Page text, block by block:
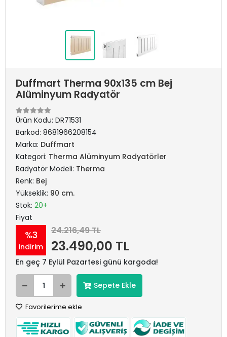
Duffmart Therma 90x135 cm Bej
Alüminyum Radyatör
Ürün Kodu: DR71531
Barkod: 8681966208154
Marka: Duffmart
Kategori: Therma Alüminyum Radyatörler
Radyatör Modeli: Therma
Renk: Bej
Yükseklik: 90 cm.
Stok: 20+
Fiyat
%3
indirim
24.216,49 TL
23.490,00 TL
En geç 7 Eylül Pazartesi günü kargoda!
Sepete Ekle
Favorilerime ekle